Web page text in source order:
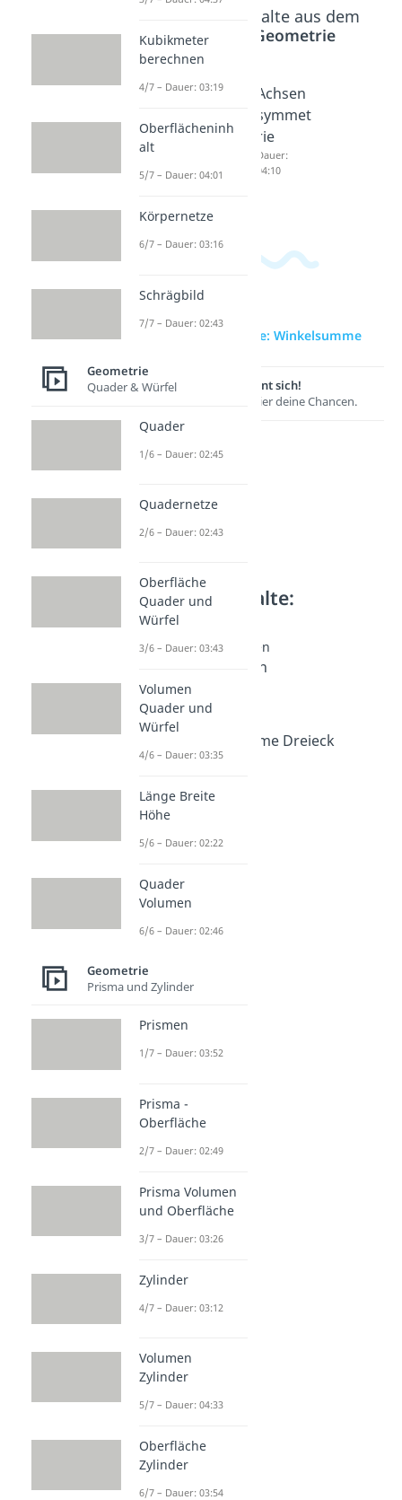
Beliebte Inhalte aus dem
Bereich
Geometrie
Innenwi
mme
Dreieck
Dauer:
Symmet
Dauer:
Achsen
symmet
rie
Dauer:
04:10
zur Videoseite: Winkelsumme
Lernen lohnt sich!
Entdecke hier deine Chancen.
Weitere Inhalte:
Geometrie
Mit Winkeln rechnen
Winkel berechnen
Dauer: 03:53
Winkelsumme
Dauer: 03:14
Innenwinkelsumme Dreieck
Dauer: 03:10
Kubikmeter
berechnen
4/7 – Dauer: 03:19
Oberflächeninh
alt
5/7 – Dauer: 04:01
Körpernetze
6/7 – Dauer: 03:16
Schrägbild
7/7 – Dauer: 02:43
Geometrie
Quader & Würfel
Quader
1/6 – Dauer: 02:45
Quadernetze
2/6 – Dauer: 02:43
Oberfläche
Quader und
Würfel
3/6 – Dauer: 03:43
Volumen
Quader und
Würfel
4/6 – Dauer: 03:35
Länge Breite
Höhe
5/6 – Dauer: 02:22
Quader
Volumen
6/6 – Dauer: 02:46
Geometrie
Prisma und Zylinder
Prismen
1/7 – Dauer: 03:52
Prisma -
Oberfläche
2/7 – Dauer: 02:49
Prisma Volumen
und Oberfläche
3/7 – Dauer: 03:26
Zylinder
4/7 – Dauer: 03:12
Volumen
Zylinder
5/7 – Dauer: 04:33
Oberfläche
Zylinder
6/7 – Dauer: 03:54